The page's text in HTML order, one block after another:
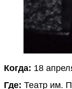
Когда: 18
Где: Театр им.